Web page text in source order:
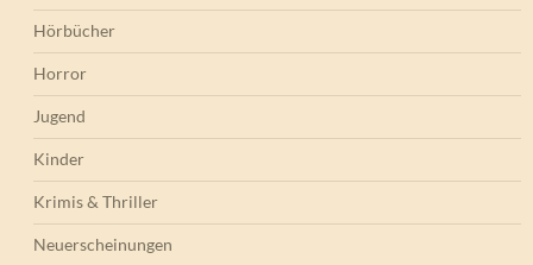
Hörbücher
Horror
Jugend
Kinder
Krimis & Thriller
Neuerscheinungen